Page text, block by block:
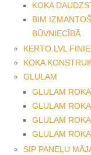
KOKA
BIM
BŪVNIECĪBĀ
KERTO LVL
KOKA
GLULAM
GLULAM
GLULAM
GLULAM
GLULAM
SIP PANEĻU